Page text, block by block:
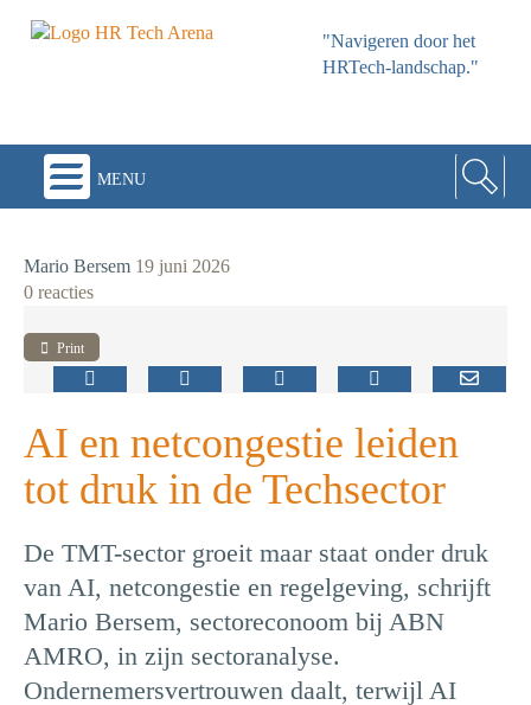
"Navigeren door het
HRTech-landschap."
menu
Mario Bersem 19 juni 2026
0 reacties
Print
AI en netcongestie leiden
tot druk in de Techsector
De TMT-sector groeit maar staat onder druk
van AI, netcongestie en regelgeving, schrijft
Mario Bersem, sectoreconoom bij ABN
AMRO, in zijn sectoranalyse.
Ondernemersvertrouwen daalt, terwijl AI